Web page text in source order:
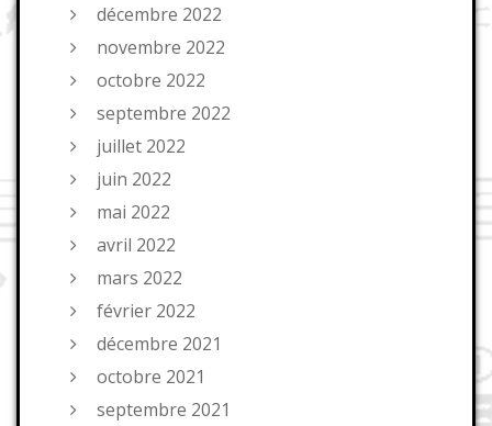
décembre 2022
novembre 2022
octobre 2022
septembre 2022
juillet 2022
juin 2022
mai 2022
avril 2022
mars 2022
février 2022
décembre 2021
octobre 2021
septembre 2021